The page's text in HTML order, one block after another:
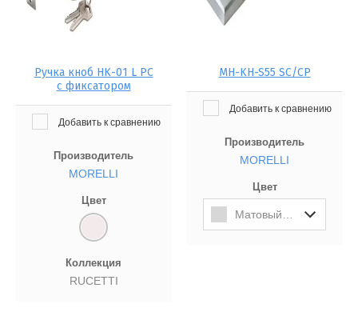
Ручка кноб HK-01 L PC
с фиксатором
Добавить к сравнению
Производитель
MORELLI
Цвет
Коллекция
RUCETTI
MH-KH-S55 SC/CP
Добавить к сравнению
Производитель
MORELLI
Цвет